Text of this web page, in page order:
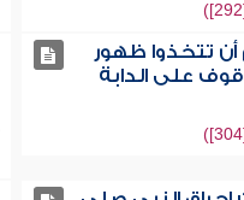
تتخذوا ظهور
على الدابة